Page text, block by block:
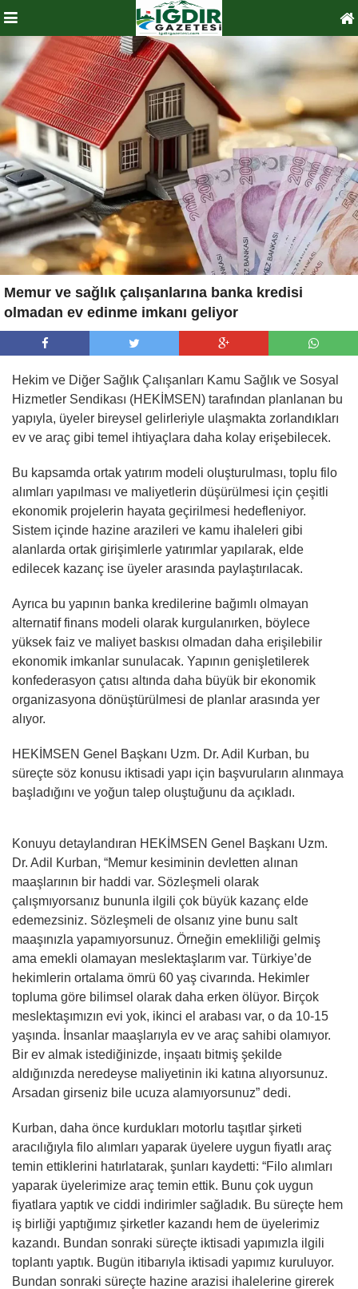
Memur ve sağlık çalışanlarına banka kredisi
olmadan ev edinme imkanı geliyor
Hekim ve Diğer Sağlık Çalışanları Kamu Sağlık ve Sosyal
Hizmetler Sendikası (HEKİMSEN) tarafından planlanan bu
yapıyla, üyeler bireysel gelirleriyle ulaşmakta zorlandıkları
ev ve araç gibi temel ihtiyaçlara daha kolay erişebilecek.
Bu kapsamda ortak yatırım modeli oluşturulması, toplu filo
alımları yapılması ve maliyetlerin düşürülmesi için çeşitli
ekonomik projelerin hayata geçirilmesi hedefleniyor.
Sistem içinde hazine arazileri ve kamu ihaleleri gibi
alanlarda ortak girişimlerle yatırımlar yapılarak, elde
edilecek kazanç ise üyeler arasında paylaştırılacak.
Ayrıca bu yapının banka kredilerine bağımlı olmayan
alternatif finans modeli olarak kurgulanırken, böylece
yüksek faiz ve maliyet baskısı olmadan daha erişilebilir
ekonomik imkanlar sunulacak. Yapının genişletilerek
konfederasyon çatısı altında daha büyük bir ekonomik
organizasyona dönüştürülmesi de planlar arasında yer
alıyor.
HEKİMSEN Genel Başkanı Uzm. Dr. Adil Kurban, bu
süreçte söz konusu iktisadi yapı için başvuruların alınmaya
başladığını ve yoğun talep oluştuğunu da açıkladı.
Konuyu detaylandıran HEKİMSEN Genel Başkanı Uzm.
Dr. Adil Kurban, “Memur kesiminin devletten alınan
maaşlarının bir haddi var. Sözleşmeli olarak
çalışmıyorsanız bununla ilgili çok büyük kazanç elde
edemezsiniz. Sözleşmeli de olsanız yine bunu salt
maaşınızla yapamıyorsunuz. Örneğin emekliliği gelmiş
ama emekli olamayan meslektaşlarım var. Türkiye’de
hekimlerin ortalama ömrü 60 yaş civarında. Hekimler
topluma göre bilimsel olarak daha erken ölüyor. Birçok
meslektaşımızın evi yok, ikinci el arabası var, o da 10-15
yaşında. İnsanlar maaşlarıyla ev ve araç sahibi olamıyor.
Bir ev almak istediğinizde, inşaatı bitmiş şekilde
aldığınızda neredeyse maliyetinin iki katına alıyorsunuz.
Arsadan girseniz bile ucuza alamıyorsunuz” dedi.
Kurban, daha önce kurdukları motorlu taşıtlar şirketi
aracılığıyla filo alımları yaparak üyelere uygun fiyatlı araç
temin ettiklerini hatırlatarak, şunları kaydetti: “Filo alımları
yaparak üyelerimize araç temin ettik. Bunu çok uygun
fiyatlara yaptık ve ciddi indirimler sağladık. Bu süreçte hem
iş birliği yaptığımız şirketler kazandı hem de üyelerimiz
kazandı. Bundan sonraki süreçte iktisadi yapımızla ilgili
toplantı yaptık. Bugün itibarıyla iktisadi yapımız kuruluyor.
Bundan sonraki süreçte hazine arazisi ihalelerine girerek